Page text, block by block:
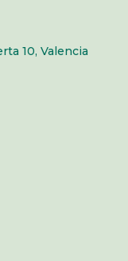
10, Valencia